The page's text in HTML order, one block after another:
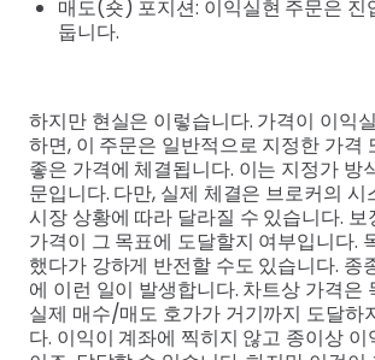
매도(숏) 포지션: 이익실현 주문은 진
둡니다.
하지만 현실은 이렇습니다. 가격이 이익
하면, 이 주문은 일반적으로 지정한 가격
좋은 가격에 체결됩니다. 이는 지정가 방
문입니다. 다만, 실제 체결은 브로커의 시
시장 상황에 따라 달라질 수 있습니다.
가격이 그 목표에 도달할지 여부입니다.
했다가 강하게 반전할 수도 있습니다. 종
에 이런 일이 발생합니다. 차트상 가격은
실제 매수/매도 호가가 거기까지 도달하
다. 이익이 계좌에 찍히지 않고 종이상 이